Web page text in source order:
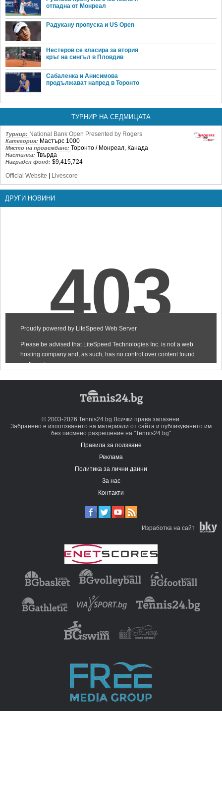
отпадна от Монреал
Радукану пропуска и US Open
Нестеров се класира за втория
кръг на сингъл в Пловдив
Сабаленка и Анисимова
продължават напред в Торонто
ТУРНИР НА СЕДМИЦАТА
Турнир: National Bank Open Presented by Rogers
Категория: Мастърс 1000
Място на провеждане: Торонто / Монреал, Канада
Настилка: Твърда
Награден фонд: $9,415,724
Official Website
Livescore
ДРУГИ НОВИНИ
© 2003-2026 Tennis24.bg Всички права запазени.
Забранено е използването на материали от сайта и публикуването им
без писмено разрешение на "Tennis24.bg"
Правила за ползване
Реклама
Политика за лични данни
За нас
Контакти
Изработка на сайт